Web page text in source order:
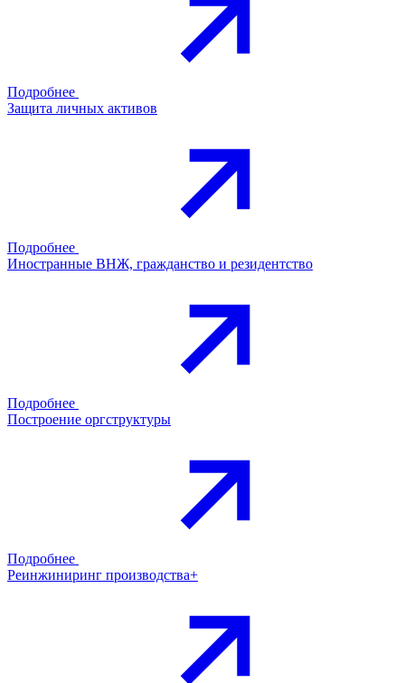
Подробнее
Защита личных активов
Подробнее
Иностранные ВНЖ, гражданство и резидентство
Подробнее
Построение оргструктуры
Подробнее
Реинжиниринг производства+